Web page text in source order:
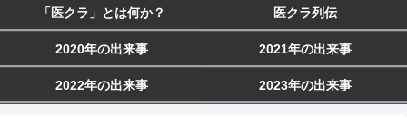
「医クラ」とは何か？ 医クラ列伝
2020年の出来事 2021年の出来事
2022年の出来事 2023年の出来事